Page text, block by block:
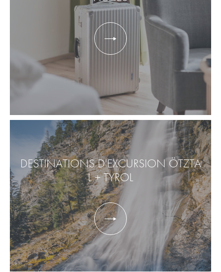
DESTINATIONS D'EXCURSION ÖTZTA
L + TYROL